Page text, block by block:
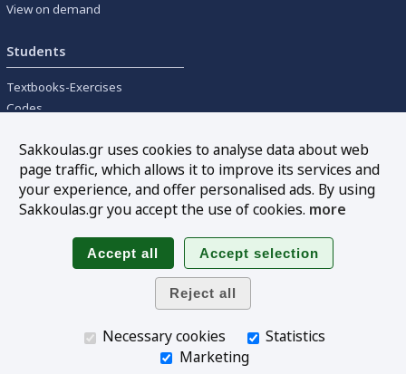
View on demand
Students
Textbooks-Exercises
Codes
Tools
Online interest calculation
Follow us
Sakkoulas.gr uses cookies to analyse data about web
page traffic, which allows it to improve its services and
your experience, and offer personalised ads. By using
Sakkoulas.gr you accept the use of cookies. more
Necessary cookies
Statistics
Marketing